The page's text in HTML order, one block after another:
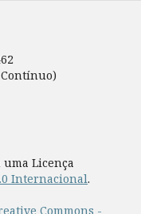
Licença
Internacional.
Commons -